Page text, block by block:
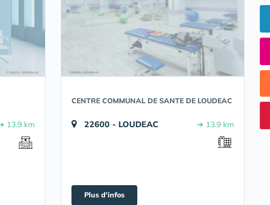
13.9 km
CENTRE COMMUNAL DE SANTE DE LOUDEAC
22600 - LOUDEAC ➔ 13.9 km
Plus d'infos